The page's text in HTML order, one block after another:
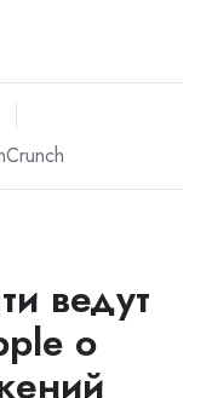
ведут
о